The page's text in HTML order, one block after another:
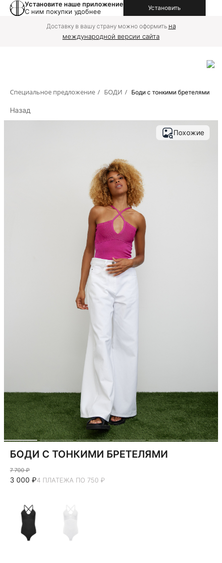
Установите наше приложение
С ним покупки удобнее
Установить
Доставку в вашу страну можно оформить на
международной версии сайта
Специальное предложение / БОДИ / Боди с тонкими бретелями
Назад
Похожие
БОДИ С ТОНКИМИ БРЕТЕЛЯМИ
7 700 ₽
3 000 ₽4 ПЛАТЕЖА ПО 750 ₽